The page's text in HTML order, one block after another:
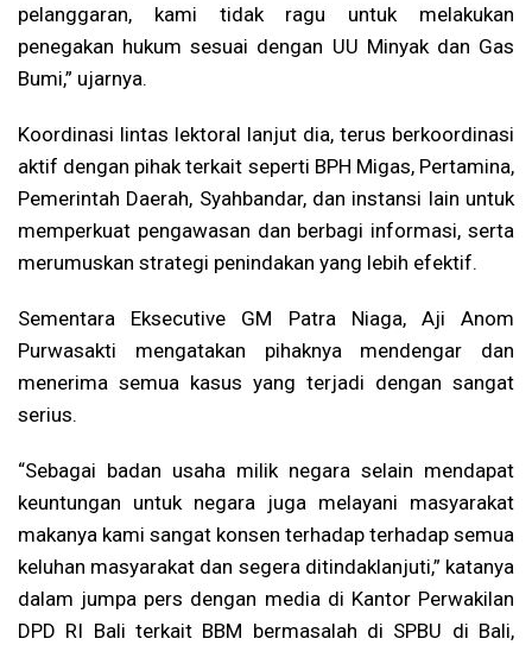
pelanggaran, kami tidak ragu untuk melakukan
penegakan hukum sesuai dengan UU Minyak dan Gas
Bumi,” ujarnya.
Koordinasi lintas lektoral lanjut dia, terus berkoordinasi
aktif dengan pihak terkait seperti BPH Migas, Pertamina,
Pemerintah Daerah, Syahbandar, dan instansi lain untuk
memperkuat pengawasan dan berbagi informasi, serta
merumuskan strategi penindakan yang lebih efektif.
Sementara Eksecutive GM Patra Niaga, Aji Anom
Purwasakti mengatakan pihaknya mendengar dan
menerima semua kasus yang terjadi dengan sangat
serius.
“Sebagai badan usaha milik negara selain mendapat
keuntungan untuk negara juga melayani masyarakat
makanya kami sangat konsen terhadap terhadap semua
keluhan masyarakat dan segera ditindaklanjuti,” katanya
dalam jumpa pers dengan media di Kantor Perwakilan
DPD RI Bali terkait BBM bermasalah di SPBU di Bali,